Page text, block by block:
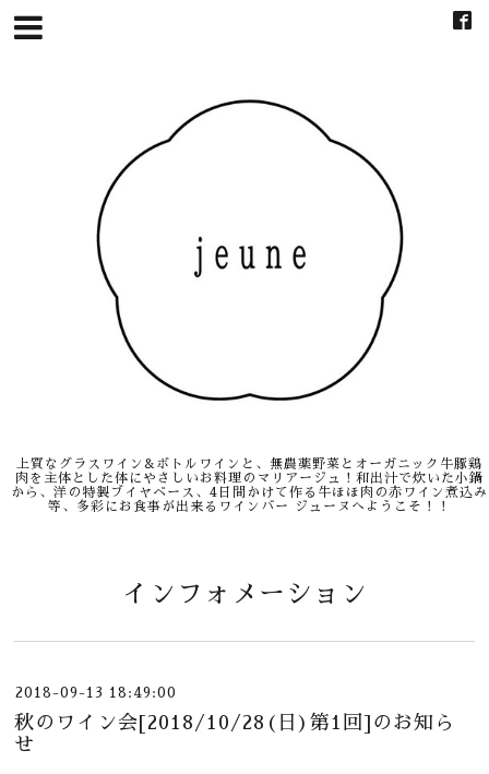
上質なグラスワイン&ボトルワインと、無農薬野菜とオーガニック牛豚鶏
肉を主体とした体にやさしいお料理のマリアージュ！和出汁で炊いた小鍋
から、洋の特製ブイヤベース、4日間かけて作る牛ほほ肉の赤ワイン煮込み
等、多彩にお食事が出来るワインバー ジューヌへようこそ！！
インフォメーション
2018-09-13 18:49:00
秋のワイン会[2018/10/28(日)第1回]のお知ら
せ